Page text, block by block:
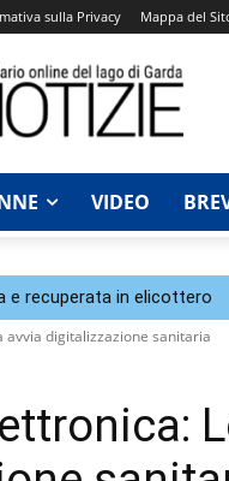
sulla Privacy Mappa del
VIDEO
e recuperata in elicottero
avvia digitalizzazione sanitaria